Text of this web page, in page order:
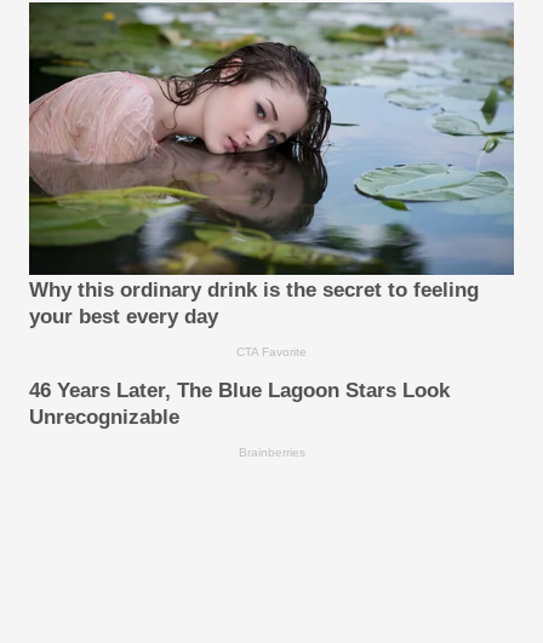
Why this ordinary drink is the secret to feeling
your best every day
CTA Favorite
46 Years Later, The Blue Lagoon Stars Look
Unrecognizable
Brainberries